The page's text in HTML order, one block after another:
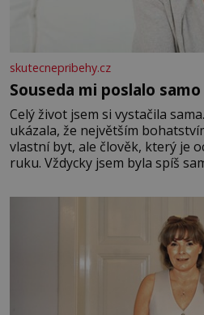
skutecnepribehy.cz
Souseda mi poslalo
Celý život jsem si vystačila
ukázala, že největším
vlastní byt, ale člověk, který je
ruku. Vždycky jsem byla spíš
mi knihy, práce a hlavně klid.